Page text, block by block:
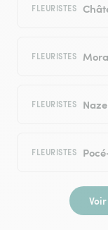
FLEURISTES
FLEURISTES
FLEURISTES
FLEURISTES